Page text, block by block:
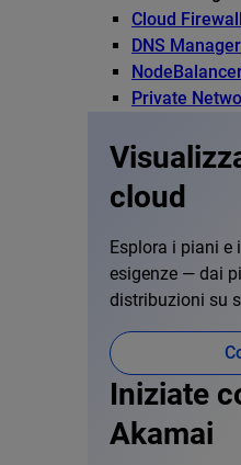
Cloud Firewall
DNS Manager
Private
cloud
Esplora i piani
esigenze — dai
distribuzioni su
Iniziate
Akamai